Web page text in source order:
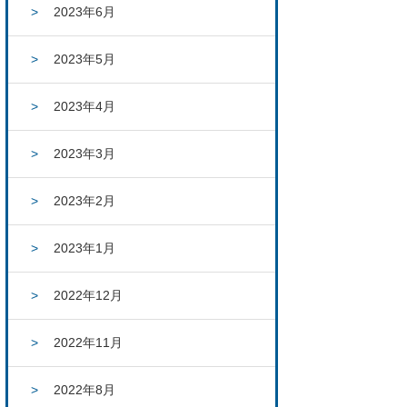
2023年6月
2023年5月
2023年4月
2023年3月
2023年2月
2023年1月
2022年12月
2022年11月
2022年8月